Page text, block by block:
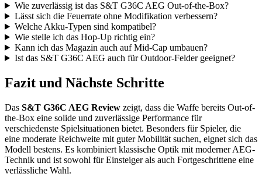
Wie zuverlässig ist das S&T G36C AEG Out-of-the-Box?
Lässt sich die Feuerrate ohne Modifikation verbessern?
Welche Akku-Typen sind kompatibel?
Wie stelle ich das Hop-Up richtig ein?
Kann ich das Magazin auch auf Mid-Cap umbauen?
Ist das S&T G36C AEG auch für Outdoor-Felder geeignet?
Fazit und Nächste Schritte
Das S&T G36C AEG Review zeigt, dass die Waffe bereits Out-of-
the-Box eine solide und zuverlässige Performance für
verschiedenste Spielsituationen bietet. Besonders für Spieler, die
eine moderate Reichweite mit guter Mobilität suchen, eignet sich das
Modell bestens. Es kombiniert klassische Optik mit moderner AEG-
Technik und ist sowohl für Einsteiger als auch Fortgeschrittene eine
verlässliche Wahl.